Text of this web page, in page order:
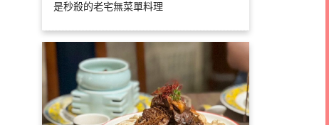
是秒殺的老宅無菜單料理